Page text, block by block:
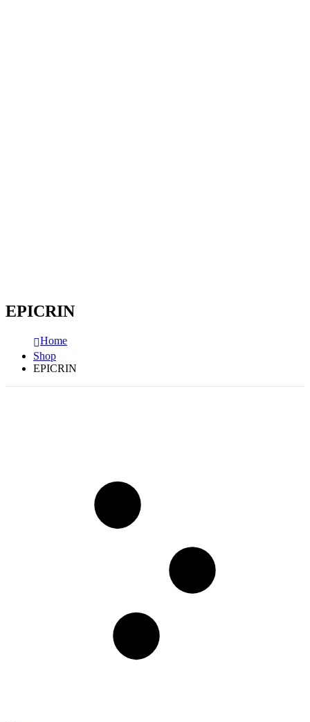
EPICRIN
Home
Shop
EPICRIN